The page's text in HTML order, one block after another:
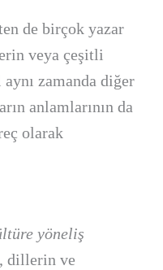
de birçok yazar
veya çeşitli
zamanda diğer
anlamlarının da
olarak
yöneliş
dillerin ve